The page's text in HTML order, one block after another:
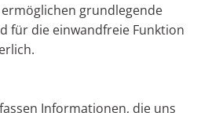
ermöglichen grundlegende
für die einwandfreie Funktion
Informationen, die uns